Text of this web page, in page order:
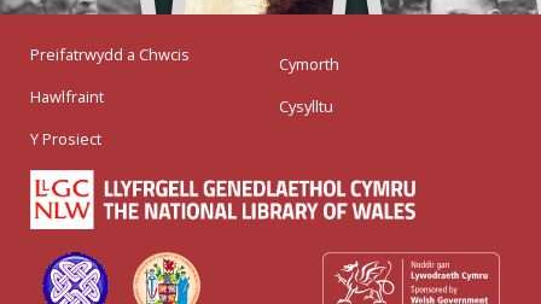
Preifatrwydd a Chwcis
Hawlfraint
Y Prosiect
Cymorth
Cysylltu